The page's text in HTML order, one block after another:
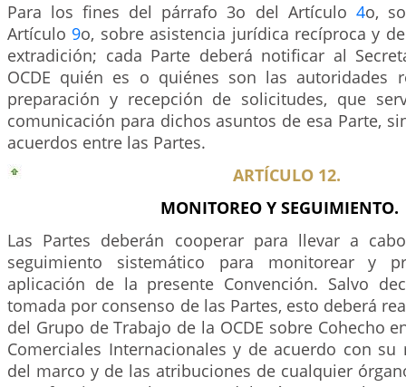
Para los fines del párrafo 3o del Artículo 4o,
Artículo 9o, sobre asistencia jurídica recíproca y
extradición; cada Parte deberá notificar al
OCDE quién es o quiénes son las autoridades
preparación y recepción de solicitudes, que
comunicación para dichos asuntos de esa Parte,
acuerdos entre las Partes.
ARTÍCULO 12.
MONITOREO Y SEGUIMIENTO.
Las Partes deberán cooperar para llevar a
seguimiento sistemático para monitorear y
aplicación de la presente Convención. Salvo
tomada por consenso de las Partes, esto deberá
del Grupo de Trabajo de la OCDE sobre Cohecho
Comerciales Internacionales y de acuerdo con
del marco y de las atribuciones de cualquier